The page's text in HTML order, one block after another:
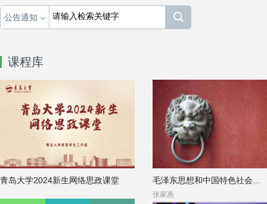
公告通知
课程库
青岛大学2024新生网络思政课堂 毛泽东思想和中国特色社会...
张家惠